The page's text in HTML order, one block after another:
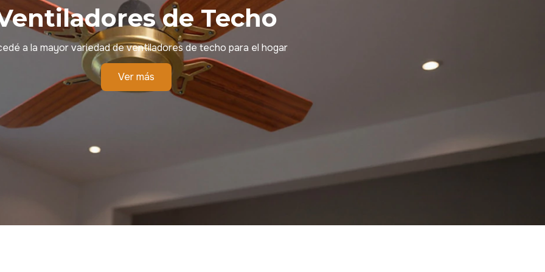
de Techo
a la mayor variedad de ventiladores de techo para el hogar
Ver más